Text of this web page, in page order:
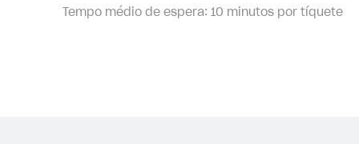
Tempo médio de espera: 10 minutos por tíquete